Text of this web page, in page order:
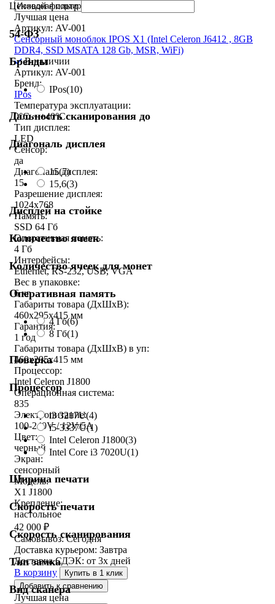
Ценовой фильтр
54-ФЗ
Бренды
IPos(10)
Дальность сканирования до
Диагональ дисплея
15(7)
15,6(3)
Дисплей на стойке
Количество ячеек
Количество ячеек для монет
Оперативная память
4 Гб(6)
8 Гб(1)
Поверка
Процессор
i3 3217U(4)
i5-3337U(1)
Intel Celeron J1800(3)
Intel Core i3 7020U(1)
Ширина печати
Скорость печати
Скорость сканирования
Тип замка
Вид сканера
Лучшая цена
Артикул: AV-001
Сенсорный моноблок IPOS X1 (Intel Celeron J6412 , 8GB
DDR4, SSD MSATA 128 Gb, MSR, WiFi)
В наличии
Артикул: AV-001
Бренд:
IPos
Температура эксплуатации:
0°C ~ +40°C
Тип дисплея:
LED
Сенсор:
да
Диагональ дисплея:
15
Разрешение дисплея:
1024x768
Память:
SSD 64 Гб
Оперативная память:
4 Гб
Интерфейсы:
Ethernet, RS-232, USB, VGA
Вес в упаковке:
6 кг
Габариты товара (ДxШxВ):
460x295x415 мм
Гарантия:
1 год
Габариты товара (ДxШxВ) в уп:
460x295x415 мм
Процессор:
Intel Celeron J1800
Операционная система:
835
Электропитание:
100-240V / 12V/5A
Цвет:
черный
Экран:
сенсорный
Модель:
X1 J1800
Крепление:
настольное
42 000 ₽
Самовывоз:Сегодня
Доставка курьером: Завтра
Доставка СДЭК: от 3х дней
В корзину
Купить в 1 клик
Добавить к сравнению
Лучшая цена